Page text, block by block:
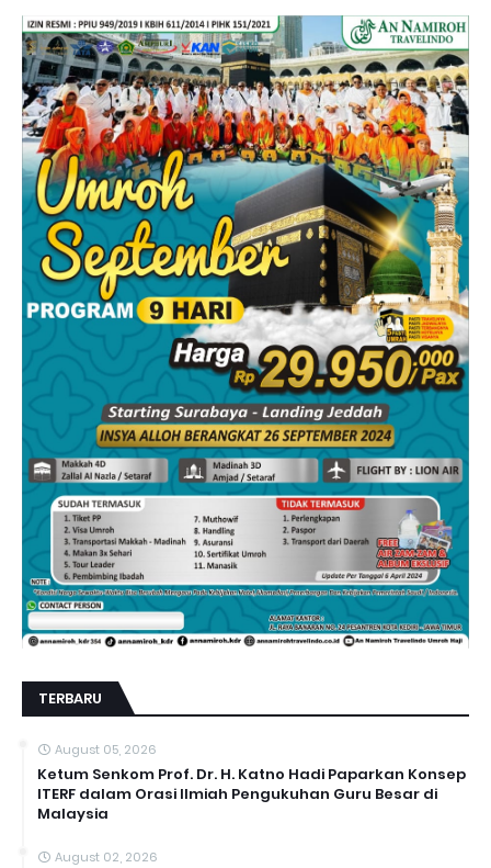
TERBARU
August 05, 2026
Ketum Senkom Prof. Dr. H. Katno Hadi Paparkan Konsep
ITERF dalam Orasi Ilmiah Pengukuhan Guru Besar di
Malaysia
August 02, 2026